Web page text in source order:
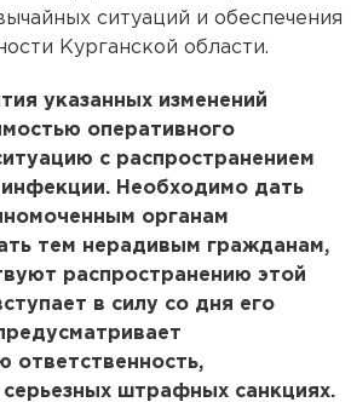
ситуаций и обеспечения
Курганской области.
указанных изменений
оперативного
с распространением
Необходимо дать
органам
тем нерадивым гражданам,
распространению этой
в силу со дня его
ответственность,
штрафных санкциях.